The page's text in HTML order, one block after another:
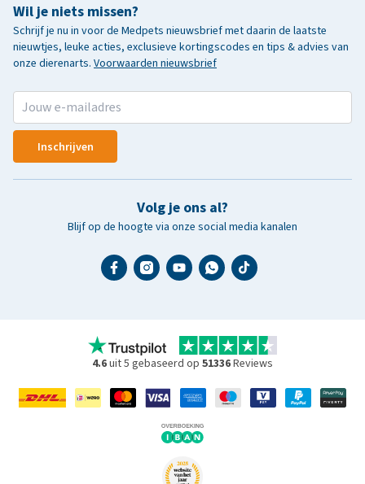
Wil je niets missen?
Schrijf je nu in voor de Medpets nieuwsbrief met daarin de laatste
nieuwtjes, leuke acties, exclusieve kortingscodes en tips & advies van
onze dierenarts. Voorwaarden nieuwsbrief
Inschrijven
Volg je ons al?
Blijf op de hoogte via onze social media kanalen
4.6uit 5 gebaseerd op 51336Reviews